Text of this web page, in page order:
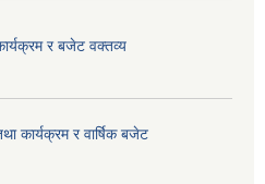
र बजेट वक्तव्य
कार्यक्रम र वार्षिक बजेट